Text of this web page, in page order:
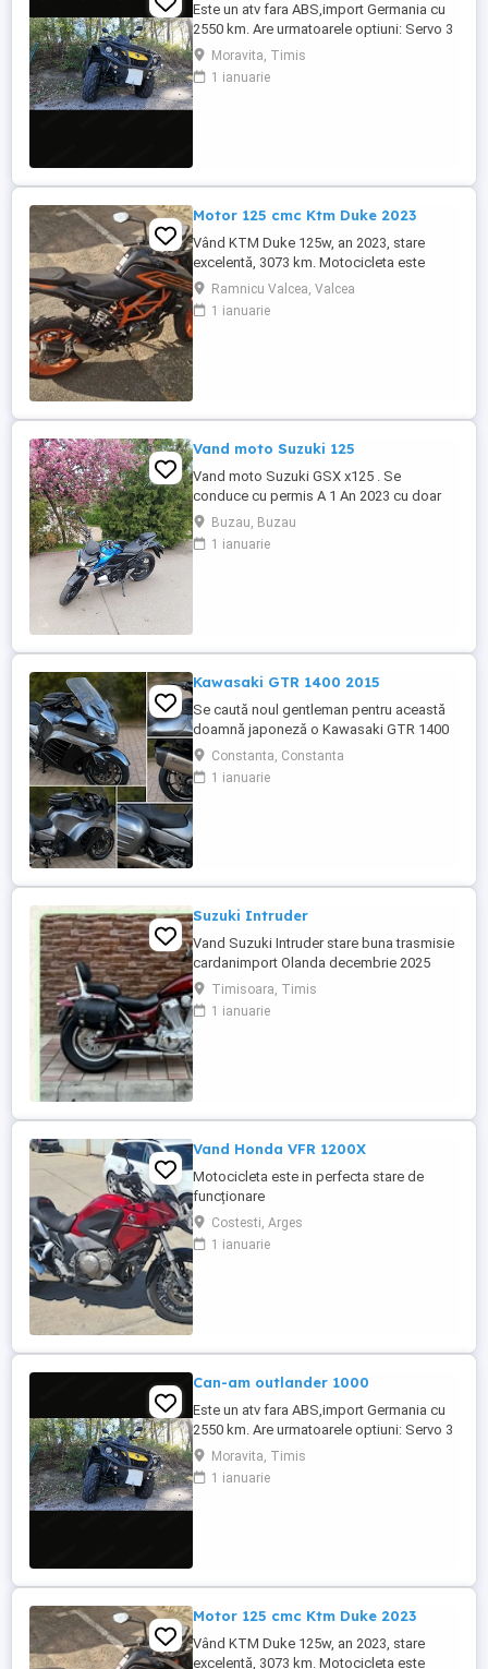
Este un atv fara ABS,import Germania cu
2550 km. Are urmatoarele optiuni: Servo 3
nivele Suspensie FOX cu rebound Bullbar
fata Bullbar spate Handguardurile Can am
Jante beadlock
Moravita, Timis
1 ianuarie
Motor 125 cmc Ktm Duke 2023
Vând KTM Duke 125w, an 2023, stare
excelentă, 3073 km. Motocicleta este
ideală pentru începători sau pentru oraș.
Fără daune, lovituri!
Ramnicu Valcea, Valcea
1 ianuarie
Vand moto Suzuki 125
Vand moto Suzuki GSX x125 . Se
conduce cu permis A 1 An 2023 cu doar
5000km Stare impecabila , fara cazaturi
ITP valabil pana in noiembrie 2027 Revizii
si schimb de ulei in service autorizat
Buzau, Buzau
1 ianuarie
Kawasaki GTR 1400 2015
Se caută noul gentleman pentru această
doamnă japoneză o Kawasaki GTR 1400
care încă întoarce priviri și iubește
kilometrii. A fost răsfățată, întreținută la
timp și tratată cu respect. O dau doar
Constanta, Constanta
1 ianuarie
Suzuki Intruder
Vand Suzuki Intruder stare buna trasmisie
cardanimport Olanda decembrie 2025
inmatriculat RO IN FEBRUARIE Nu raspund
la mesaje.Schimb cu ATV plus sau minus
diferenta
Timisoara, Timis
1 ianuarie
Vand Honda VFR 1200X
Motocicleta este in perfecta stare de
funcționare
Costesti, Arges
1 ianuarie
Can-am outlander 1000
Este un atv fara ABS,import Germania cu
2550 km. Are urmatoarele optiuni: Servo 3
nivele Suspensie FOX cu rebound Bullbar
fata Bullbar spate Handguardurile Can am
Jante beadlock
Moravita, Timis
1 ianuarie
Motor 125 cmc Ktm Duke 2023
Vând KTM Duke 125w, an 2023, stare
excelentă, 3073 km. Motocicleta este